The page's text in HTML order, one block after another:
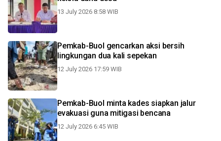
13 July 2026 8:58 WIB
Pemkab-Buol gencarkan aksi bersih
lingkungan dua kali sepekan
12 July 2026 17:59 WIB
Pemkab-Buol minta kades siapkan jalur
evakuasi guna mitigasi bencana
12 July 2026 6:45 WIB